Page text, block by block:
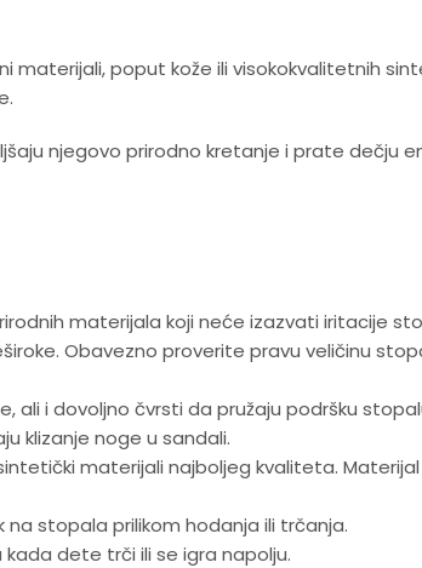
materijali, poput kože ili visokokvalitetnih
njegovo prirodno kretanje i prate dečju
materijala koji neće izazvati iritacije
Obavezno proverite pravu veličinu
ali i dovoljno čvrsti da pružaju podršku
klizanje noge u sandali.
materijali najboljeg kvaliteta.
stopala prilikom hodanja ili trčanja.
dete trči ili se igra napolju.